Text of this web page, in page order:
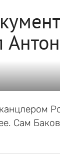
Сам Баков